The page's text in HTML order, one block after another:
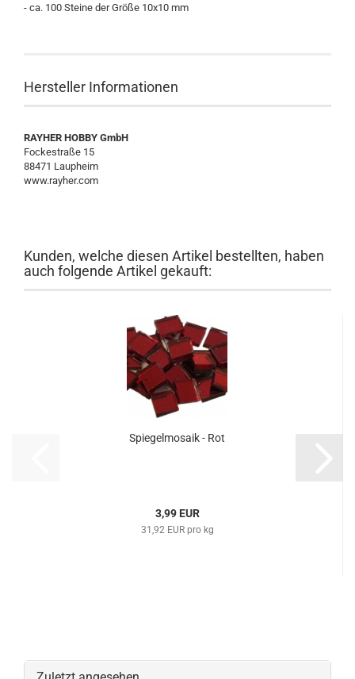
- ca. 100 Steine der Größe 10x10 mm
Hersteller Informationen
RAYHER HOBBY GmbH
Fockestraße 15
88471 Laupheim
www.rayher.com
Kunden, welche diesen Artikel bestellten, haben
auch folgende Artikel gekauft:
Spiegelmosaik - Rot
3,99 EUR
31,92 EUR pro kg